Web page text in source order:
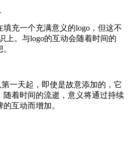
充一个充满意义的logo，但这不
上。与logo的互动会随着时间的
一天起，即使是故意添加的，它
随着时间的流逝，意义将通过持续
互动而增加。